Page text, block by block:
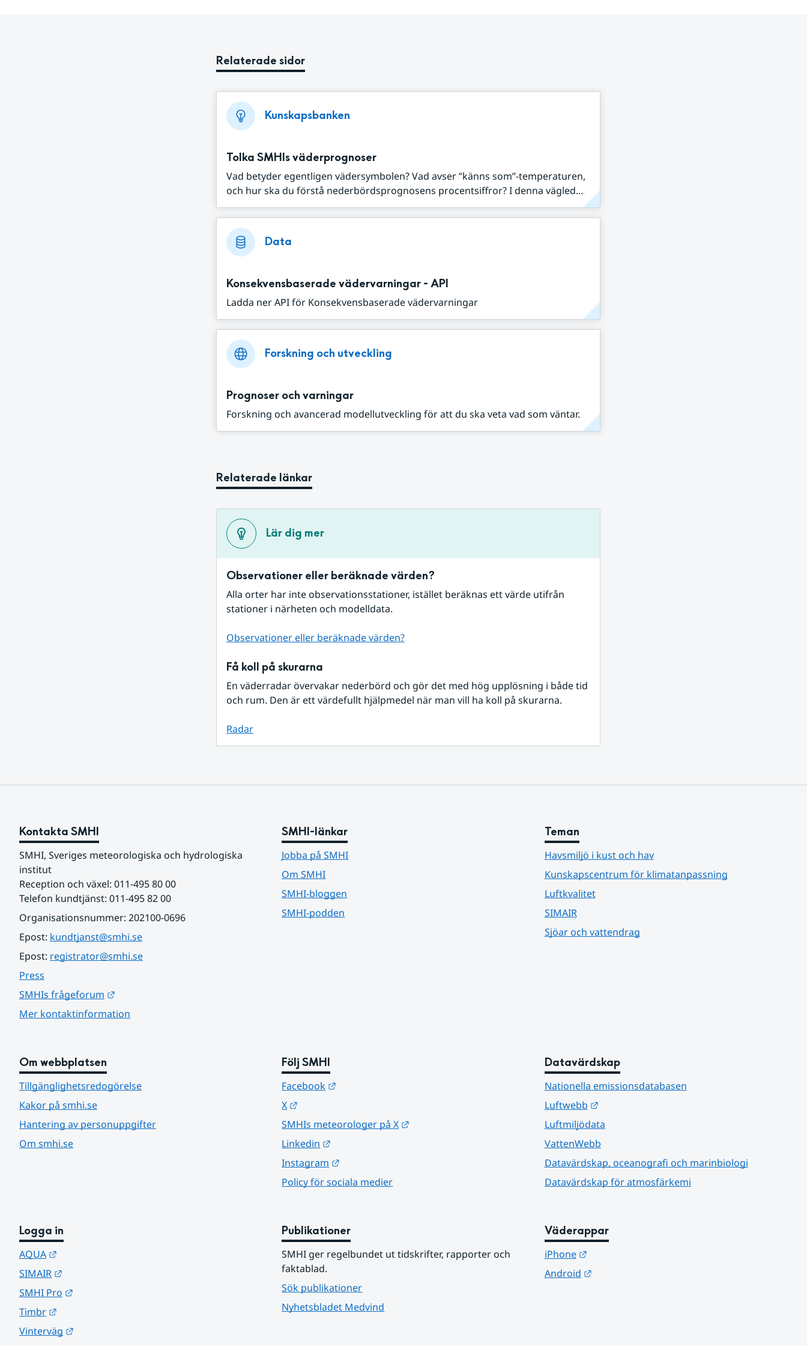
Relaterade sidor
Kunskapsbanken
Tolka SMHIs väderprognoser
Vad betyder egentligen vädersymbolen? Vad avser ”känns som”-temperaturen,
och hur ska du förstå nederbördsprognosens procentsiffror? I denna vägled...
Data
Konsekvensbaserade vädervarningar - API
Ladda ner API för Konsekvensbaserade vädervarningar
Forskning och utveckling
Prognoser och varningar
Forskning och avancerad modellutveckling för att du ska veta vad som väntar.
Relaterade länkar
Lär dig mer
Observationer eller beräknade värden?
Alla orter har inte observationsstationer, istället beräknas ett värde utifrån
stationer i närheten och modelldata.
Observationer eller beräknade värden?
Få koll på skurarna
En väderradar övervakar nederbörd och gör det med hög upplösning i både tid
och rum. Den är ett värdefullt hjälpmedel när man vill ha koll på skurarna.
Radar
Kontakta SMHI
SMHI, Sveriges meteorologiska och hydrologiska
institut
Reception och växel: 011-495 80 00
Telefon kundtjänst: 011-495 82 00
Organisationsnummer: 202100-0696
Epost: kundtjanst@smhi.se
Epost: registrator@smhi.se
Press
SMHIs frågeforum
Mer kontaktinformation
SMHI-länkar
Jobba på SMHI
Om SMHI
SMHI-bloggen
SMHI-podden
Teman
Havsmiljö i kust och hav
Kunskapscentrum för klimatanpassning
Luftkvalitet
SIMAIR
Sjöar och vattendrag
Om webbplatsen
Tillgänglighetsredogörelse
Kakor på smhi.se
Hantering av personuppgifter
Om smhi.se
Följ SMHI
Facebook
X
SMHIs meteorologer på X
Linkedin
Instagram
Policy för sociala medier
Datavärdskap
Nationella emissionsdatabasen
Luftwebb
Länk till annan webbplats.
Luftmiljödata
VattenWebb
Datavärdskap, oceanografi och marinbiologi
Datavärdskap för atmosfärkemi
Logga in
AQUA
SIMAIR
SMHI Pro
Timbr
Vinterväg
Publikationer
SMHI ger regelbundet ut tidskrifter, rapporter och
faktablad.
Sök publikationer
Nyhetsbladet Medvind
Väderappar
iPhone
Länk till annan webbplats.
Android
Länk till annan webbplats.